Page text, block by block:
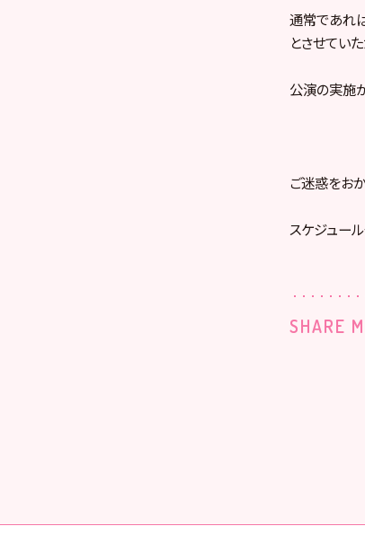
通常であれ
とさせていた
公演の実施
ご迷惑をお
スケジュー
SHARE